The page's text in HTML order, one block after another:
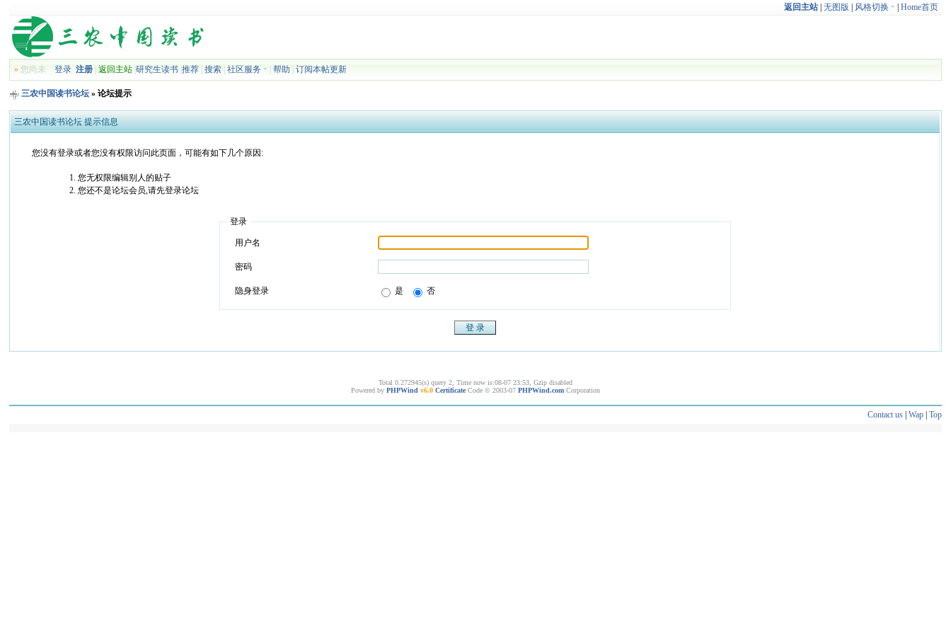
返回主站| 无图版 风格切换 Home首页
» 您尚未登录 注册 |返回主站 |研究生读书 |推荐 |搜索 |社区服务 |帮助 |订阅本帖更新
三农中国读书论坛 » 论坛提示
三农中国读书论坛 提示信息
您没有登录或者您没有权限访问此页面，可能有如下几个原因:
您无权限编辑别人的贴子
您还不是论坛会员,请先登录论坛
登录
用户名
密码
隐身登录 是 否
Total 0.272945(s) query 2, Time now is:08-07 23:53, Gzip disabled
Powered by PHPWind v6.0 Certificate Code © 2003-07 PHPWind.com Corporation
Contact us| Wap| Top